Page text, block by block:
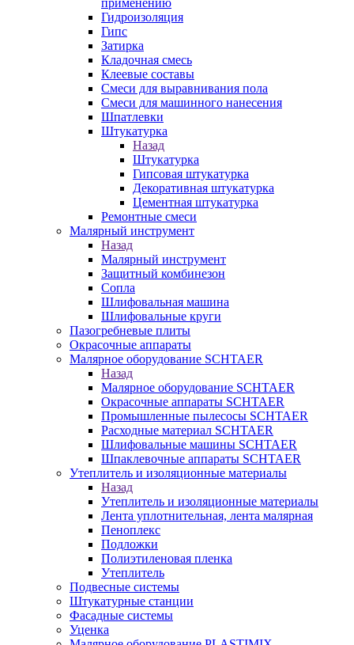
применению
Гидроизоляция
Гипс
Затирка
Кладочная смесь
Клеевые составы
Смеси для выравнивания пола
Смеси для машинного нанесения
Шпатлевки
Штукатурка
Назад
Штукатурка
Гипсовая штукатурка
Декоративная штукатурка
Цементная штукатурка
Ремонтные смеси
Малярный инструмент
Назад
Малярный инструмент
Защитный комбинезон
Сопла
Шлифовальная машина
Шлифовальные круги
Пазогребневые плиты
Окрасочные аппараты
Малярное оборудование SCHTAER
Назад
Малярное оборудование SCHTAER
Окрасочные аппараты SCHTAER
Промышленные пылесосы SCHTAER
Расходные материал SCHTAER
Шлифовальные машины SCHTAER
Шпаклевочные аппараты SCHTAER
Утеплитель и изоляционные материалы
Назад
Утеплитель и изоляционные материалы
Лента уплотнительная, лента малярная
Пеноплекс
Подложки
Полиэтиленовая пленка
Утеплитель
Подвесные системы
Штукатурные станции
Фасадные системы
Уценка